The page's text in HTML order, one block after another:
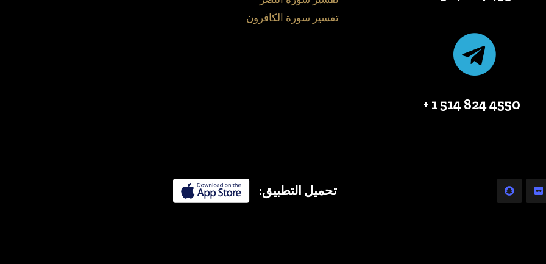
4550 824 514 1 +
تفسير سورة الكافرون
تحميل التطبيق: